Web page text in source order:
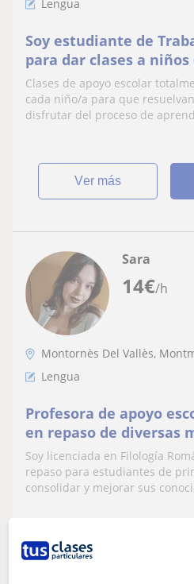
Lengua
Soy estudiante de
para dar clases a
ESO
Clases de apoyo escolar
cada niño/a para que
disfrutar del proceso de
ver más
14€/h
Sara
Montornès Del Vallès,
Lengua
Profesora de apoyo
en repaso de diversas
primaria, online y
Soy licenciada en Filología
repaso para estudiantes de
consolidar y mejorar sus
ver más